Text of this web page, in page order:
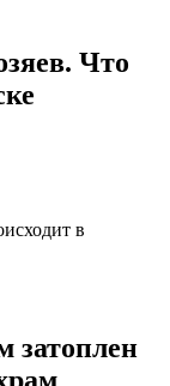
Что
затоплен